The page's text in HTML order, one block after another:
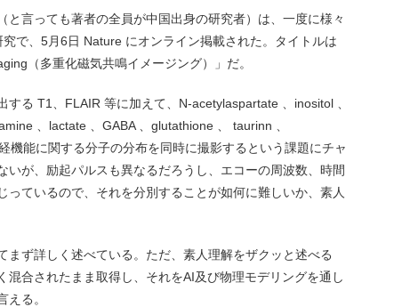
と言っても著者の全員が中国出身の研究者）は、一度に様々
で、5月6日 Nature にオンライン掲載された。タイトルは
（多重化磁気共鳴イメージング）」だ。
する T1、FLAIR 等に加えて、N-acetylaspartate 、inositol 、
、lactate 、GABA 、glutathione 、 taurinn 、
機能に関する分子の分布を同時に撮影するという課題にチャ
いが、励起パルスも異なるだろうし、エコーの周波数、時間
っているので、それを分別することが如何に難しいか、素人
まず詳しく述べている。ただ、素人理解をザクッと述べる
混合されたまま取得し、それをAI及び物理モデリングを通し
える。